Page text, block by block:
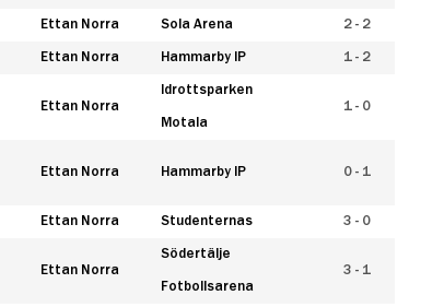
Ettan Norra Sola Arena 2 - 2
Ettan Norra Hammarby IP 1 - 2
Ettan Norra
Idrottsparken
Motala
1 - 0
Ettan Norra Hammarby IP 0 - 1
Ettan Norra Studenternas 3 - 0
Ettan Norra
Södertälje
Fotbollsarena
3 - 1